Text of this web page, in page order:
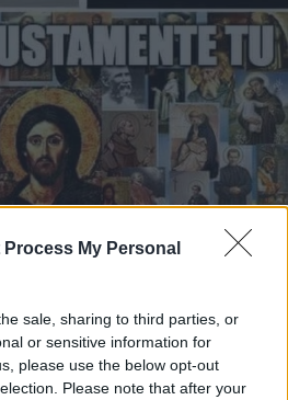
Process My Personal
sale, sharing to third parties, or
or sensitive information for
please use the below opt-out
Please note that after your